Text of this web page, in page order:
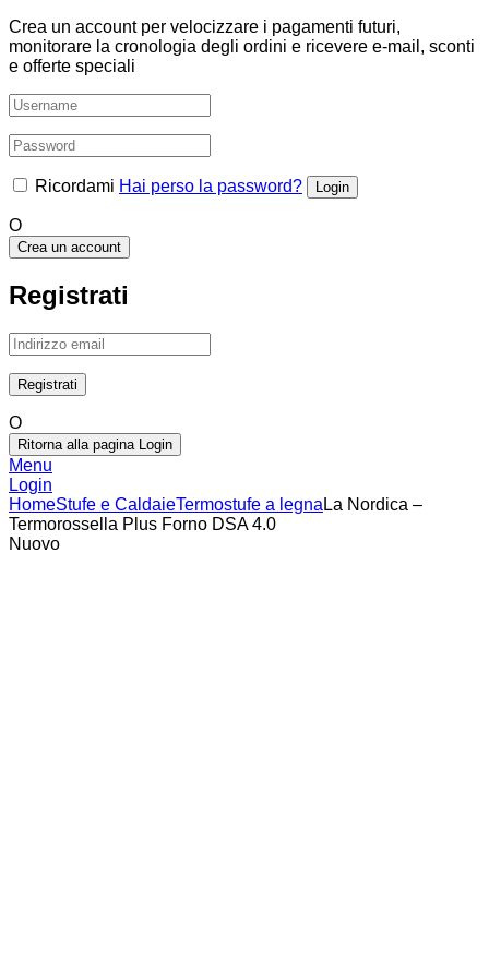
Crea un account per velocizzare i pagamenti futuri,
monitorare la cronologia degli ordini e ricevere e-mail, sconti
e offerte speciali
Ricordami Hai perso la password?
O
Crea un account
Registrati
O
Ritorna alla pagina Login
Menu
Login
HomeStufe e CaldaieTermostufe a legna La Nordica –
Termorossella Plus Forno DSA 4.0
Nuovo